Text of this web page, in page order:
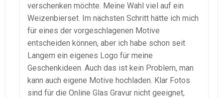
verschenken möchte. Meine Wahl viel auf ein
Weizenbierset. Im nächsten Schritt hätte ich mich
für eines der vorgeschlagenen Motive
entscheiden können, aber ich habe schon seit
Langem ein eigenes Logo für meine
Geschenkideen. Auch das ist kein Problem, man
kann auch eigene Motive hochladen. Klar Fotos
sind für die Online Glas Gravur nicht geeignet,